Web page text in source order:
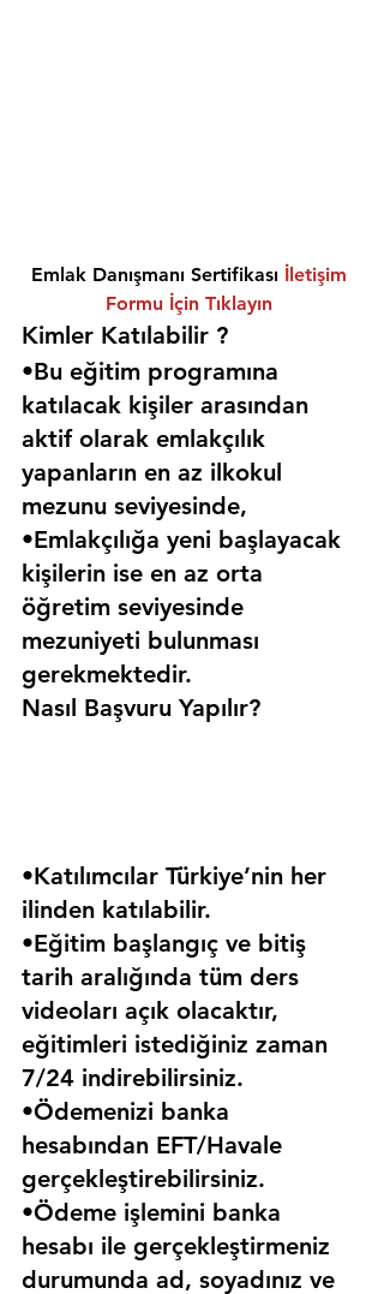
Emlak Danışmanı Sertifikası İletişim
Formu İçin Tıklayın
Kimler Katılabilir ?
•Bu eğitim programına
katılacak kişiler arasından
aktif olarak emlakçılık
yapanların en az ilkokul
mezunu seviyesinde,
•Emlakçılığa yeni başlayacak
kişilerin ise en az orta
öğretim seviyesinde
mezuniyeti bulunması
gerekmektedir.
Nasıl Başvuru Yapılır?
•Katılımcılar Türkiye’nin her
ilinden katılabilir.
•Eğitim başlangıç ve bitiş
tarih aralığında tüm ders
videoları açık olacaktır,
eğitimleri istediğiniz zaman
7/24 indirebilirsiniz.
•Ödemenizi banka
hesabından EFT/Havale
gerçekleştirebilirsiniz.
•Ödeme işlemini banka
hesabı ile gerçekleştirmeniz
durumunda ad, soyadınız ve